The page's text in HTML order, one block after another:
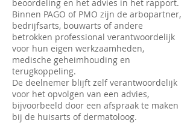
beoordeling en het advies in het rapport.
Binnen PAGO of PMO zijn de arbopartner,
bedrijfsarts, bouwarts of andere
betrokken professional verantwoordelijk
voor hun eigen werkzaamheden,
medische geheimhouding en
terugkoppeling.
De deelnemer blijft zelf verantwoordelijk
voor het opvolgen van een advies,
bijvoorbeeld door een afspraak te maken
bij de huisarts of dermatoloog.